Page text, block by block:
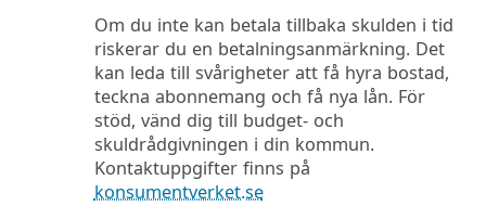
Om du inte kan betala tillbaka skulden i tid
riskerar du en betalningsanmärkning. Det
kan leda till svårigheter att få hyra bostad,
teckna abonnemang och få nya lån. För
stöd, vänd dig till budget- och
skuldrådgivningen i din kommun.
Kontaktuppgifter finns på
konsumentverket.se